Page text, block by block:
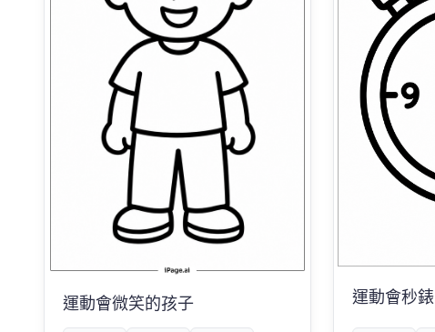
運動會微笑的孩子 運動會秒錶